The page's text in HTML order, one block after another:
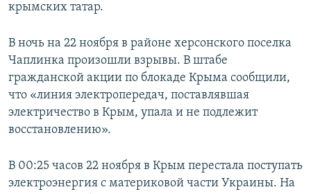
крымских татар.
В ночь на 22 ноября в районе херсонского поселка
Чаплинка произошли взрывы. В штабе
гражданской акции по блокаде Крыма сообщили,
что «линия электропередач, поставлявшая
электричество в Крым, упала и не подлежит
восстановлению».
В 00:25 часов 22 ноября в Крым перестала поступать
электроэнергия с материковой части Украины. На